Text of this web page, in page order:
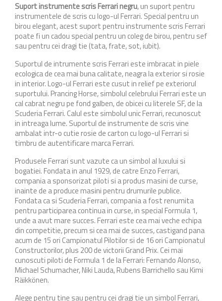
Suport instrumente scris Ferrari negru, un suport pentru
instrumentele de scris cu logo-ul Ferrari. Special pentru un
birou elegant, acest suport pentru instrumente scris Ferrari
poate fi un cadou special pentru un coleg de birou, pentru sef
sau pentru cei dragi tie (tata, frate, sot, iubit).
Suportul de intrumente scris Ferrari este imbracat in piele
ecologica de cea mai buna calitate, neagra la exterior si rosie
in interior. Logo-ul Ferrari este cusut in relief pe exteriorul
suportului. Prancing Horse, simbolul celebrului Ferrari este un
cal cabrat negru pe fond galben, de obicei cu literele SF, de la
Scuderia Ferrari. Calul este simbolul unic Ferrari, recunoscut
in intreaga lume. Suportul de instrumente de scris vine
ambalat intr-o cutie rosie de carton cu logo-ul Ferrari si
timbru de autentificare marca Ferrari.
Produsele Ferrari sunt vazute ca un simbol al luxului si
bogatiei. Fondata in anul 1929, de catre Enzo Ferrari,
compania a sponsorizat piloti si a produs masini de curse,
inainte de a produce masini pentru drumurile publice.
Fondata ca si Scuderia Ferrari, compania a fost renumita
pentru participarea continua in curse, in special Formula 1,
unde a avut mare succes. Ferrari este cea mai veche echipa
din competitie, precum si cea mai de succes, castigand pana
acum de 15 ori Campionatul Pilotilor si de 16 ori Campionatul
Constructorilor, plus 200 de victorii Grand Prix. Cei mai
cunoscuti piloti de Formula 1 de la Ferrari: Fernando Alonso,
Michael Schumacher, Niki Lauda,Rubens Barrichello sau Kimi
Räikkönen.
Alege pentru tine sau pentru cei dragi tie un simbol Ferrari,